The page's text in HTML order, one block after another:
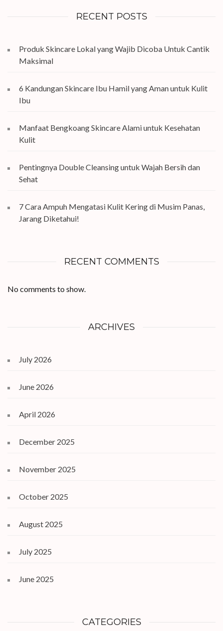
RECENT POSTS
Produk Skincare Lokal yang Wajib Dicoba Untuk Cantik
Maksimal
6 Kandungan Skincare Ibu Hamil yang Aman untuk Kulit
Ibu
Manfaat Bengkoang Skincare Alami untuk Kesehatan
Kulit
Pentingnya Double Cleansing untuk Wajah Bersih dan
Sehat
7 Cara Ampuh Mengatasi Kulit Kering di Musim Panas,
Jarang Diketahui!
RECENT COMMENTS
No comments to show.
ARCHIVES
July 2026
June 2026
April 2026
December 2025
November 2025
October 2025
August 2025
July 2025
June 2025
CATEGORIES